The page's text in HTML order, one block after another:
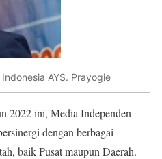
AYS. Prayogie
2022 ini, Media Independen
dengan berbagai
baik Pusat maupun Daerah.